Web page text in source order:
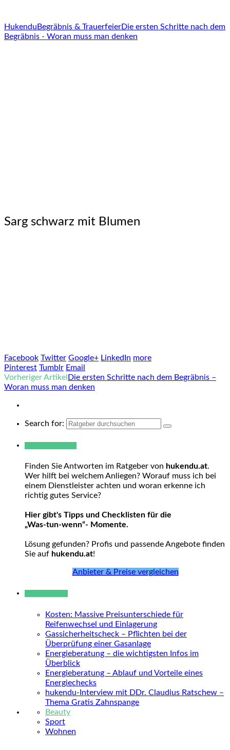
Hukendu Begräbnis & TrauerfeierDie ersten Schritte nach dem
Begräbnis - Woran muss man denken
Sarg schwarz mit Blumen
Facebook Twitter Google+ LinkedIn more
Pinterest Tumblr Email
Vorheriger Artikel Die ersten Schritte nach dem Begräbnis –
Woran muss man denken
Search for:
Finden Sie Antworten im Ratgeber von hukendu.at.
Wer hilft bei welchem Anliegen? Worauf muss ich bei
einem Dienstleister achten und woran erkenne ich
richtig gutes Service?
Hier gibt's Tipps und Checklisten für die
„Was-tun-wenn“- Momente.
Lösung gefunden? Profis und passende Angebote finden
Sie auf hukendu.at!
Anbieter & Preise vergleichen
Kosten: Massive Preisunterschiede für
Reifenwechsel und Einlagerung
Gassicherheitscheck – Pflichten bei der
Überprüfung einer Gasanlage
Energieberatung – die wichtigsten Infos im
Überblick
Energieberatung – Ablauf und Vorteile eines
Energiechecks
hukendu-Interview mit DDr. Claudius Ratschew –
Thema Gratis Zahnspange
Beauty
Sport
Wohnen